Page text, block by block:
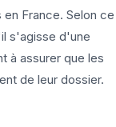
France. Selon ce
s'agisse d'une
à assurer que les
de leur dossier.